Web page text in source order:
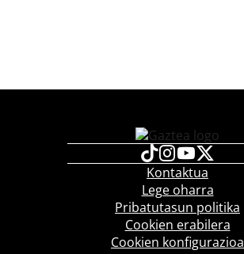
Kontaktua
Lege oharra
Pribatutasun politika
Cookien erabilera
Cookien konfigurazioa